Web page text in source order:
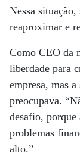
Nessa
reaproximar e
Como CEO da
liberdade para
empresa, mas
preocupava.
desafio,
problemas
alto.”